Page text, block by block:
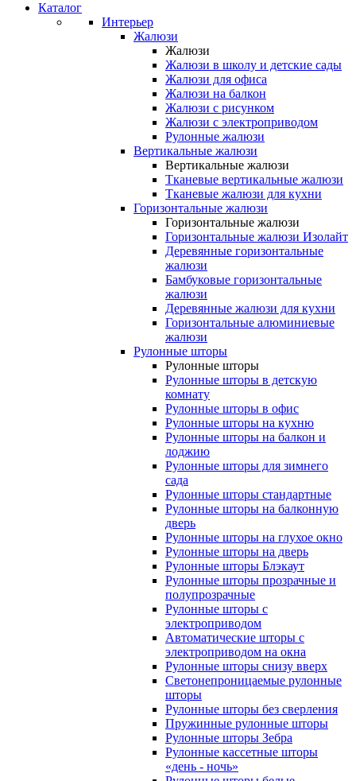
Каталог
Интерьер
Жалюзи
Жалюзи
Жалюзи в школу и детские сады
Жалюзи для офиса
Жалюзи на балкон
Жалюзи с рисунком
Жалюзи с электроприводом
Рулонные жалюзи
Вертикальные жалюзи
Вертикальные жалюзи
Тканевые вертикальные жалюзи
Тканевые жалюзи для кухни
Горизонтальные жалюзи
Горизонтальные жалюзи
Горизонтальные жалюзи Изолайт
Деревянные горизонтальные
жалюзи
Бамбуковые горизонтальные
жалюзи
Деревянные жалюзи для кухни
Горизонтальные алюминиевые
жалюзи
Рулонные шторы
Рулонные шторы
Рулонные шторы в детскую
комнату
Рулонные шторы в офис
Рулонные шторы на кухню
Рулонные шторы на балкон и
лоджию
Рулонные шторы для зимнего
сада
Рулонные шторы стандартные
Рулонные шторы на балконную
дверь
Рулонные шторы на глухое окно
Рулонные шторы на дверь
Рулонные шторы Блэкаут
Рулонные шторы прозрачные и
полупрозрачные
Рулонные шторы с
электроприводом
Автоматические шторы с
электроприводом на окна
Рулонные шторы снизу вверх
Светонепроницаемые рулонные
шторы
Рулонные шторы без сверления
Пружинные рулонные шторы
Рулонные шторы Зебра
Рулонные кассетные шторы
«день - ночь»